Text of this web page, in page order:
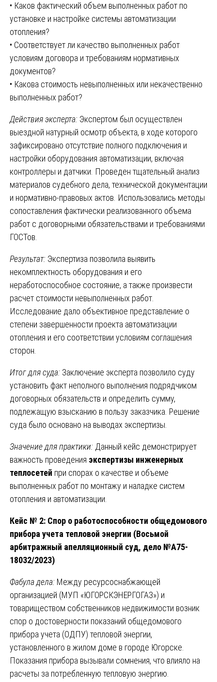
• Каков фактический объем выполненных работ по
установке и настройке системы автоматизации
отопления?
• Соответствует ли качество выполненных работ
условиям договора и требованиям нормативных
документов?
• Какова стоимость невыполненных или некачественно
выполненных работ?
Действия эксперта: Экспертом был осуществлен
выездной натурный осмотр объекта, в ходе которого
зафиксировано отсутствие полного подключения и
настройки оборудования автоматизации, включая
контроллеры и датчики. Проведен тщательный анализ
материалов судебного дела, технической документации
и нормативно-правовых актов. Использовались методы
сопоставления фактически реализованного объема
работ с договорными обязательствами и требованиями
ГОСТов.
Результат: Экспертиза позволила выявить
некомплектность оборудования и его
неработоспособное состояние, а также произвести
расчет стоимости невыполненных работ.
Исследование дало объективное представление о
степени завершенности проекта автоматизации
отопления и его соответствии условиям соглашения
сторон.
Итог для суда: Заключение эксперта позволило суду
установить факт неполного выполнения подрядчиком
договорных обязательств и определить сумму,
подлежащую взысканию в пользу заказчика. Решение
суда было основано на выводах экспертизы.
Значение для практики: Данный кейс демонстрирует
важность проведения экспертизы инженерных
теплосетей при спорах о качестве и объеме
выполненных работ по монтажу и наладке систем
отопления и автоматизации.
Кейс № 2: Спор о работоспособности общедомового
прибора учета тепловой энергии (Восьмой
арбитражный апелляционный суд, дело №А75-
18032/2023)
Фабула дела: Между ресурсоснабжающей
организацией (МУП «ЮГОРСКЭНЕРГОГАЗ») и
товариществом собственников недвижимости возник
спор о достоверности показаний общедомового
прибора учета (ОДПУ) тепловой энергии,
установленного в жилом доме в городе Югорске.
Показания прибора вызывали сомнения, что влияло на
расчеты за потребленную тепловую энергию.